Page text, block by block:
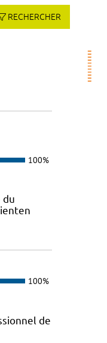
RECHERCHER
100%
du
100%
de